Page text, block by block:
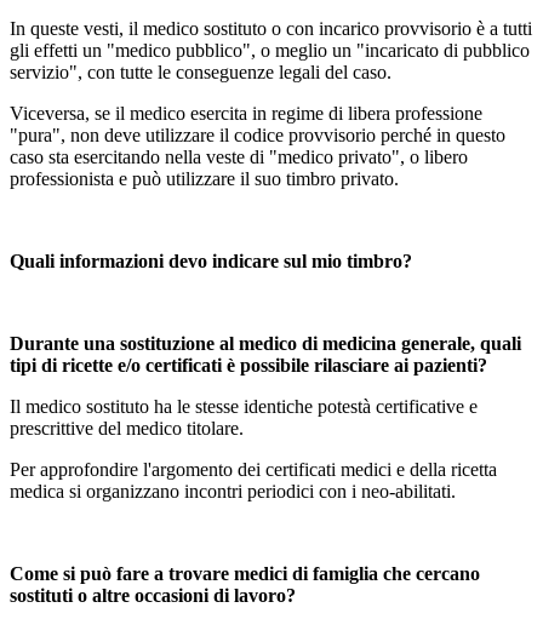
In queste vesti, il medico sostituto o con incarico provvisorio è a tutti
gli effetti un "medico pubblico", o meglio un "incaricato di pubblico
servizio", con tutte le conseguenze legali del caso.
Viceversa, se il medico esercita in regime di libera professione
"pura", non deve utilizzare il codice provvisorio perché in questo
caso sta esercitando nella veste di "medico privato", o libero
professionista e può utilizzare il suo timbro privato.
Quali informazioni devo indicare sul mio timbro?
Durante una sostituzione al medico di medicina generale, quali
tipi di ricette e/o certificati è possibile rilasciare ai pazienti?
Il medico sostituto ha le stesse identiche potestà certificative e
prescrittive del medico titolare.
Per approfondire l'argomento dei certificati medici e della ricetta
medica si organizzano incontri periodici con i neo-abilitati.
Come si può fare a trovare medici di famiglia che cercano
sostituti o altre occasioni di lavoro?